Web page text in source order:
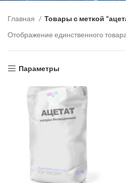
Главная
Товары с меткой
Отображение единственного
Параметры